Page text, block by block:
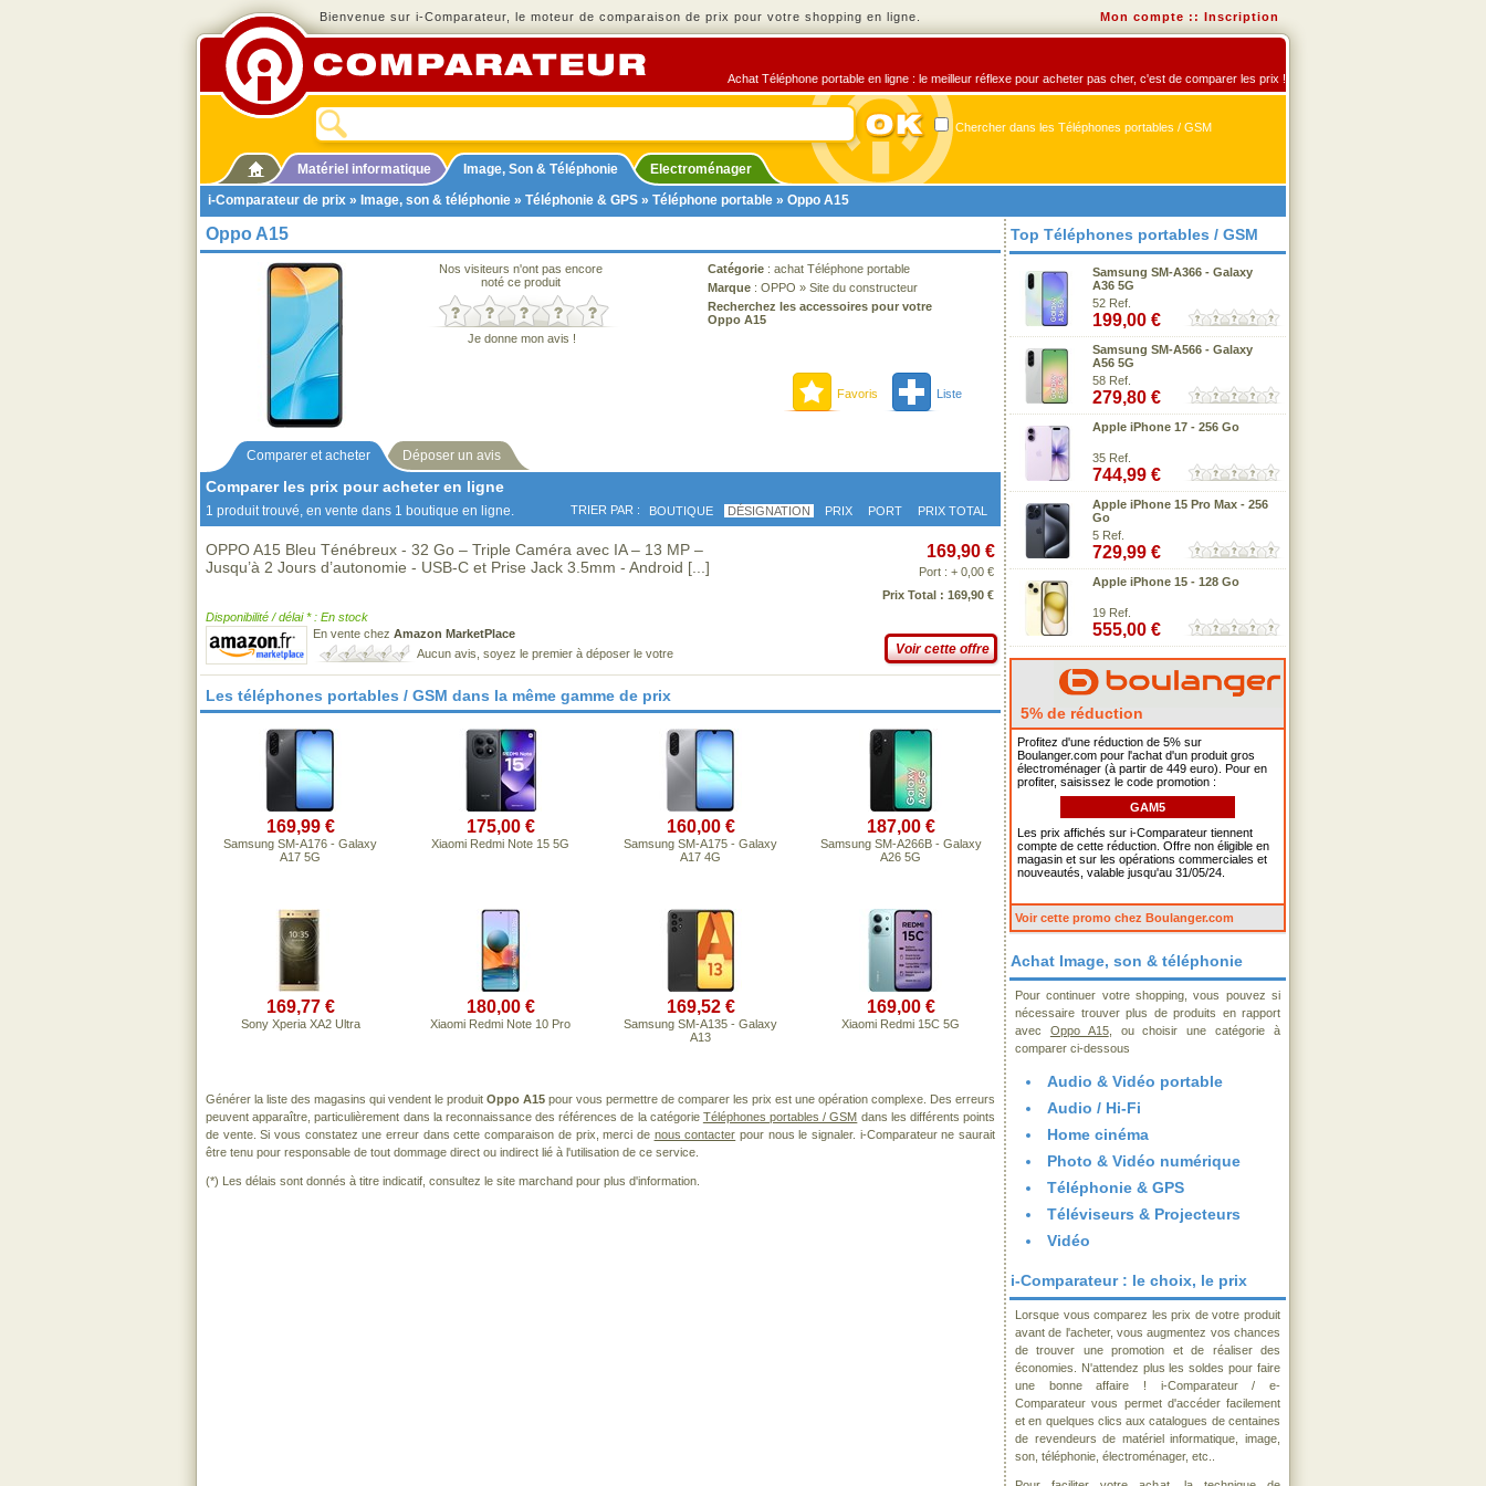
Bienvenue sur i-Comparateur, le moteur de comparaison de prix pour votre shopping en ligne. Mon compte :: Inscription
Achat Téléphone portable en ligne : le meilleur réflexe pour acheter pas cher, c'est de comparer les prix !
Chercher dans les Téléphones portables / GSM
Matériel informatique Image, Son & Téléphonie
Electroménager
i-Comparateur de prix » Image, son & téléphonie » Téléphonie & GPS » Téléphone portable » Oppo A15
Oppo A15
Nos visiteurs n'ont pas encore
noté ce produit
Je donne mon avis !
Catégorie : achat Téléphone portable
Marque : OPPO » Site du constructeur
Recherchez les accessoires pour votre
Oppo A15
Favoris Liste
Comparer et acheter Déposer un avis
Comparer les prix pour acheter en ligne
1 produit trouvé, en vente dans 1 boutique en ligne. TRIER PAR : BOUTIQUE DÉSIGNATION PRIX PORT PRIX TOTAL
OPPO A15 Bleu Ténébreux - 32 Go – Triple Caméra avec IA – 13 MP –
Jusqu’à 2 Jours d’autonomie - USB-C et Prise Jack 3.5mm - Android [...]
Disponibilité / délai * : En stock
En vente chez Amazon MarketPlace
Aucun avis, soyez le premier à déposer le votre
169,90 €
Port : + 0,00 €
Prix Total : 169,90 €
Voir cette offre
Les téléphones portables / GSM dans la même gamme de prix
169,99 €
Samsung SM-A176 - Galaxy
A17 5G
175,00 €
Xiaomi Redmi Note 15 5G
160,00 €
Samsung SM-A175 - Galaxy
A17 4G
187,00 €
Samsung SM-A266B - Galaxy
A26 5G
169,77 €
Sony Xperia XA2 Ultra
180,00 €
Xiaomi Redmi Note 10 Pro
169,52 €
Samsung SM-A135 - Galaxy
A13
169,00 €
Xiaomi Redmi 15C 5G
Générer la liste des magasins qui vendent le produit Oppo A15 pour vous permettre de comparer les prix est une opération complexe. Des erreurs
peuvent apparaître, particulièrement dans la reconnaissance des références de la catégorie Téléphones portables / GSM dans les différents points
de vente. Si vous constatez une erreur dans cette comparaison de prix, merci de nous contacter pour nous le signaler. i-Comparateur ne saurait
être tenu pour responsable de tout dommage direct ou indirect lié à l'utilisation de ce service.
(*) Les délais sont donnés à titre indicatif, consultez le site marchand pour plus d'information.
Top Téléphones portables / GSM
Samsung SM-A366 - Galaxy
A36 5G
52 Ref.
199,00 €
Samsung SM-A566 - Galaxy
A56 5G
58 Ref.
279,80 €
Apple iPhone 17 - 256 Go
35 Ref.
744,99 €
Apple iPhone 15 Pro Max - 256
Go
5 Ref.
729,99 €
Apple iPhone 15 - 128 Go
19 Ref.
555,00 €
5% de réduction
Profitez d'une réduction de 5% sur
Boulanger.com pour l'achat d'un produit gros
électroménager (à partir de 449 euro). Pour en
profiter, saisissez le code promotion :
GAM5
Les prix affichés sur i-Comparateur tiennent
compte de cette réduction. Offre non éligible en
magasin et sur les opérations commerciales et
nouveautés, valable jusqu'au 31/05/24.
Voir cette promo chez Boulanger.com
Achat Image, son & téléphonie
Pour continuer votre shopping, vous pouvez si
nécessaire trouver plus de produits en rapport
avec Oppo A15, ou choisir une catégorie à
comparer ci-dessous
Audio & Vidéo portable
Audio / Hi-Fi
Home cinéma
Photo & Vidéo numérique
Téléphonie & GPS
Téléviseurs & Projecteurs
Vidéo
i-Comparateur : le choix, le prix
Lorsque vous comparez les prix de votre produit
avant de l'acheter, vous augmentez vos chances
de trouver une promotion et de réaliser des
économies. N'attendez plus les soldes pour faire
une bonne affaire ! i-Comparateur / e-
Comparateur vous permet d'accéder facilement
et en quelques clics aux catalogues de centaines
de revendeurs de matériel informatique, image,
son, téléphonie, électroménager, etc..